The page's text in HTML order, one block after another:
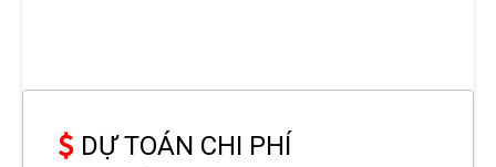
DỰ TOÁN CHI PHÍ